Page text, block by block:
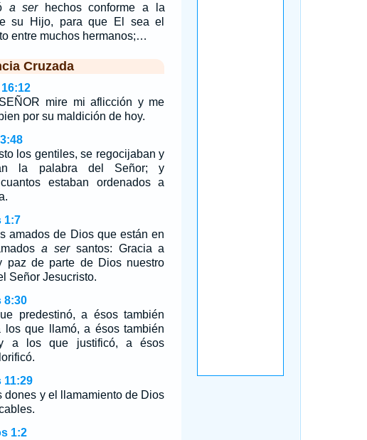
a serhechos conforme a la
su Hijo, para que El sea el
entre muchos hermanos;…
Cruzada
mire mi aflicción y me
por su maldición de hoy.
los gentiles, se regocijaban y
la palabra del Señor; y
estaban ordenados a
1:7
amados de Dios que están en
a sersantos: Gracia a
paz de parte de Dios nuestro
Señor Jesucristo.
8:30
predestinó, a ésos también
los que llamó, a ésos también
a los que justificó, a ésos
11:29
dones y el llamamiento de Dios
1:2